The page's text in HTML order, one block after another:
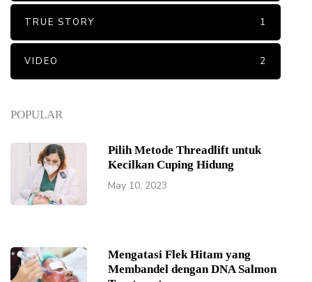
POPULAR
Pilih Metode Threadlift untuk
Kecilkan Cuping Hidung
May 10, 2023
Mengatasi Flek Hitam yang
Membandel dengan DNA Salmon
TRUE STORY 1
VIDEO 2